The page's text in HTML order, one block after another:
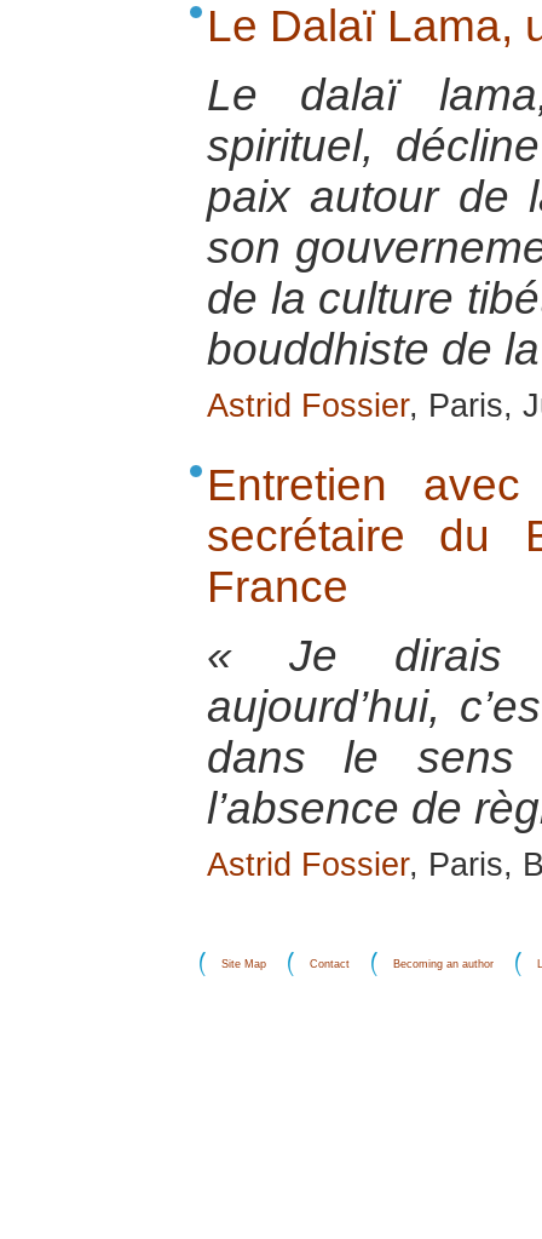
Le Dalaï Lama,
Le dalaï
spirituel,
paix autour de
son
de la culture
bouddhiste de
Astrid Fossier, Paris,
Entretien
secrétaire du
France
« Je dirais
aujourd’hui,
dans le sens
l’absence de
Astrid Fossier, Paris,
Site Map Contact Becoming an author